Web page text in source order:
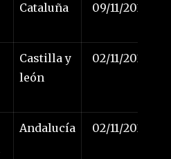
Cataluña 09/11/2024
Castilla y
león
02/11/2024
Andalucía 02/11/2024